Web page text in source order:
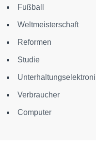
Fußball
Weltmeisterschaft
Reformen
Studie
Verbraucher
Computer